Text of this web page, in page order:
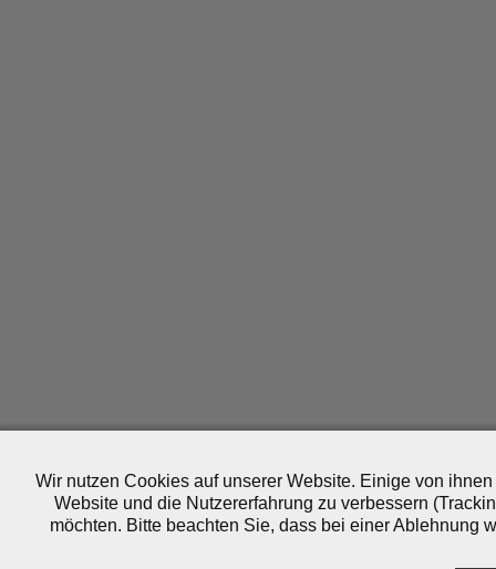
Wir nutzen Cookies auf unserer Website. Einige von
Website und die Nutzererfahrung zu verbessern
möchten. Bitte beachten Sie, dass bei einer Ablehnung